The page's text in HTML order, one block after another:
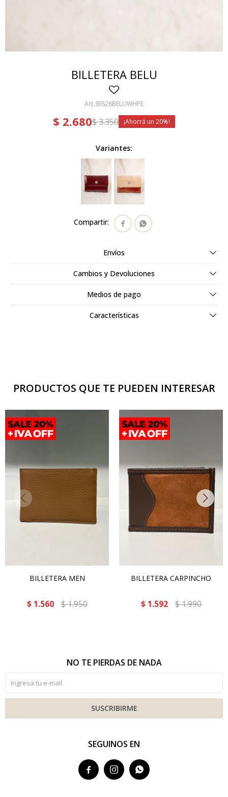
BILLETERA BELU
BIS26BELUWHPE
$ 2.680$3.350 20
Variantes:
 
Envíos
Cambios y Devoluciones
Medios de pago
Características
PRODUCTOS QUE TE PUEDEN INTERESAR
BILLETERA MEN
$ 1.560 $1.950
BILLETERA CARPINCHO
$ 1.592 $1.990
SEGUINOS EN
  
NO TE PIERDAS DE NADA
SUSCRIBIRME